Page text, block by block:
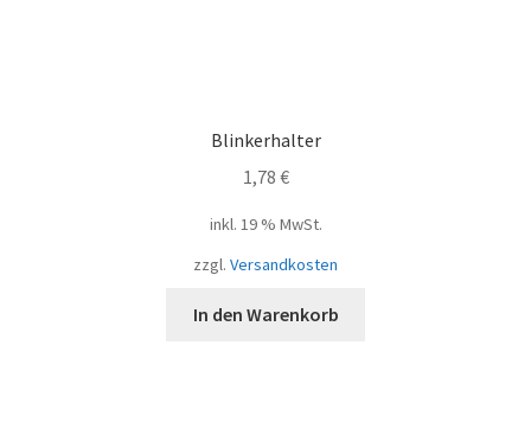
Blinkerhalter
1,78 €
inkl. 19 % MwSt.
zzgl. Versandkosten
In den Warenkorb